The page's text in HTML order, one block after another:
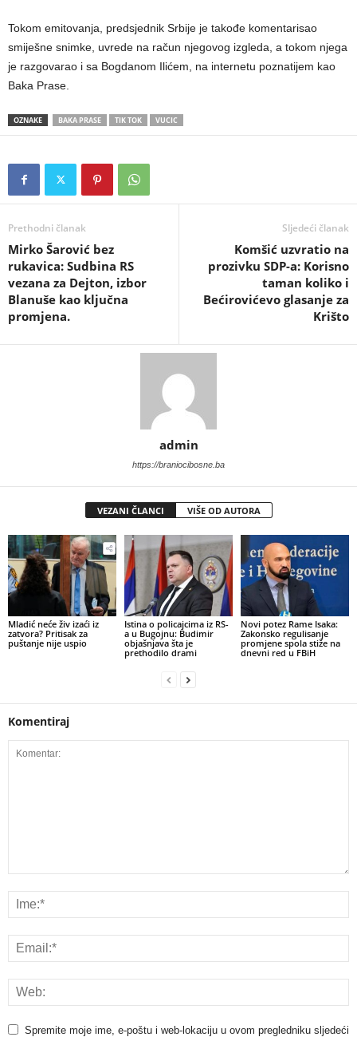
Tokom emitovanja, predsjednik Srbije je takođe komentarisao
smiješne snimke, uvrede na račun njegovog izgleda, a tokom njega
je razgovarao i sa Bogdanom Ilićem, na internetu poznatijem kao
Baka Prase.
OZNAKE BAKA PRASE TIK TOK VUCIC
Prethodni članak
​Mirko Šarović bez
rukavica: Sudbina RS
vezana za Dejton, izbor
Blanuše kao ključna
promjena.
Sljedeći članak
Komšić uzvratio na
prozivku SDP-a: Korisno
taman koliko i
Bećirovićevo glasanje za
Krišto
admin
https://braniocibosne.ba
VEZANI ČLANCI VIŠE OD AUTORA
​Mladić neće živ izaći iz
zatvora? Pritisak za
puštanje nije uspio
Istina o policajcima iz RS-
a u Bugojnu: Budimir
objašnjava šta je
prethodilo drami
Novi potez Rame Isaka:
Zakonsko regulisanje
promjene spola stiže na
dnevni red u FBiH
Komentiraj
Spremite moje ime, e-poštu i web-lokaciju u ovom pregledniku sljedeći